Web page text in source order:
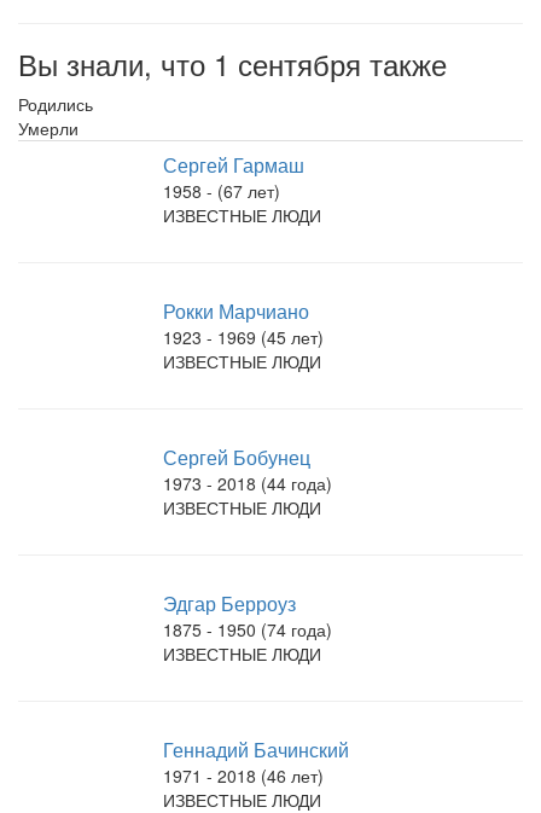
Вы знали, что 1 сентября также
Родились
Умерли
Сергей Гармаш
1958 - (67 лет)
ИЗВЕСТНЫЕ ЛЮДИ
Рокки Марчиано
1923 - 1969 (45 лет)
ИЗВЕСТНЫЕ ЛЮДИ
Сергей Бобунец
1973 - 2018 (44 года)
ИЗВЕСТНЫЕ ЛЮДИ
Эдгар Берроуз
1875 - 1950 (74 года)
ИЗВЕСТНЫЕ ЛЮДИ
Геннадий Бачинский
1971 - 2018 (46 лет)
ИЗВЕСТНЫЕ ЛЮДИ